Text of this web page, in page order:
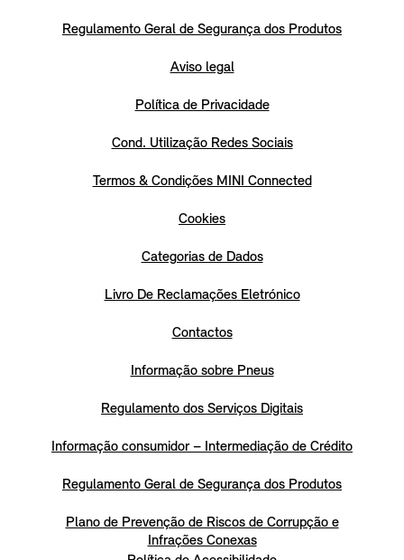
Regulamento Geral de Segurança dos Produtos
Aviso legal
Política de Privacidade
Cond. Utilização Redes Sociais
Termos & Condições MINI Connected
Cookies
Categorias de Dados
Livro De Reclamações Eletrónico
Contactos
Informação sobre Pneus
Regulamento dos Serviços Digitais
Informação consumidor – Intermediação de Crédito
Regulamento Geral de Segurança dos Produtos
Plano de Prevenção de Riscos de Corrupção e
Infrações Conexas